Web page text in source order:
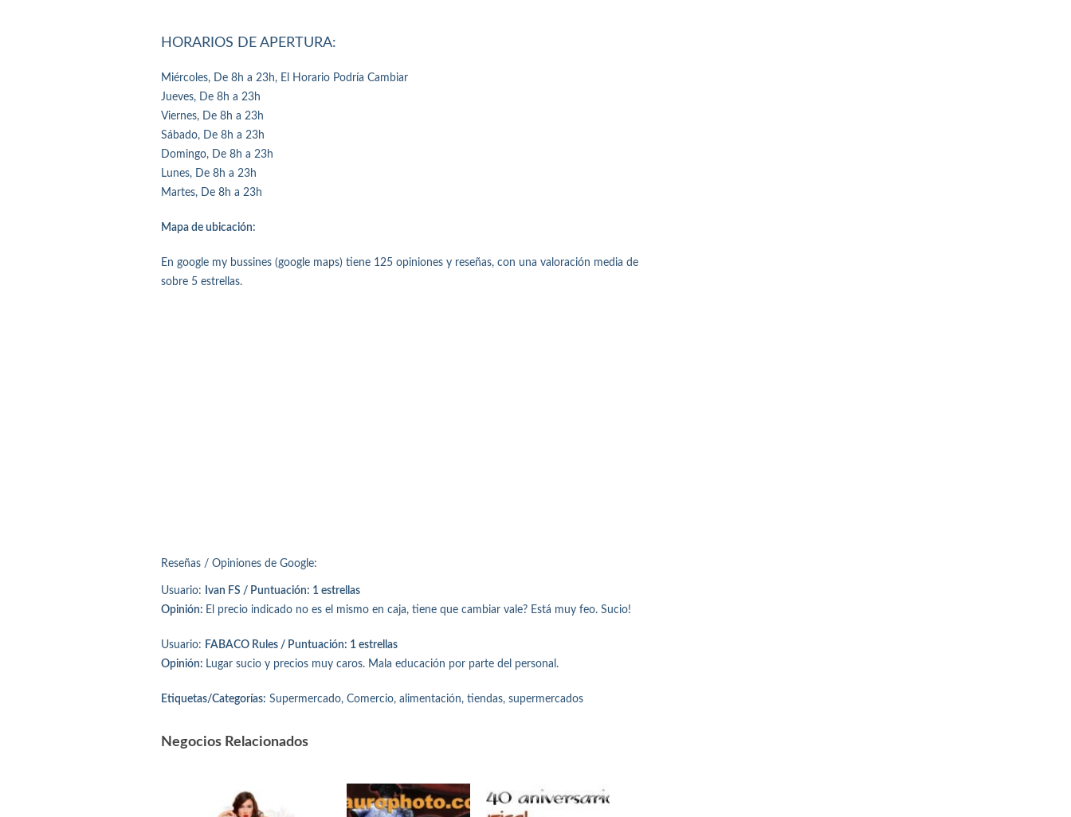
HORARIOS DE APERTURA:
Miércoles, De 8h a 23h, El Horario Podría Cambiar
Jueves, De 8h a 23h
Viernes, De 8h a 23h
Sábado, De 8h a 23h
Domingo, De 8h a 23h
Lunes, De 8h a 23h
Martes, De 8h a 23h
Mapa de ubicación:
En google my bussines (google maps) tiene 125 opiniones y reseñas, con una valoración media de
sobre 5 estrellas.
Reseñas / Opiniones de Google:
Usuario:
Ivan FS / Puntuación: 1 estrellas
Opinión: El precio indicado no es el mismo en caja, tiene que cambiar vale? Está muy feo. Sucio!
Usuario: FABACO Rules / Puntuación: 1 estrellas
Opinión: Lugar sucio y precios muy caros. Mala educación por parte del personal.
Etiquetas/Categorías: Supermercado, Comercio, alimentación, tiendas, supermercados
Negocios Relacionados